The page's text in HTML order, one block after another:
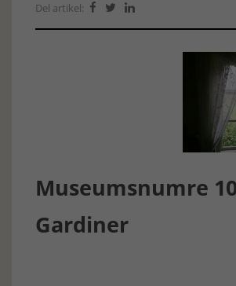
Del artikel:   
Museumsnumre
Gardiner